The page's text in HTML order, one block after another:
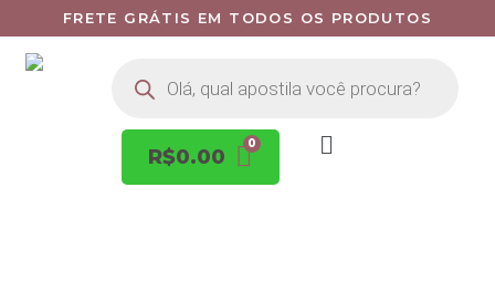
FRETE GRÁTIS EM TODOS OS PRODUTOS
R$0.00